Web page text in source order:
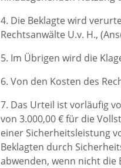
4. Die Beklagte wird
Rechtsanwälte U.v. H.,
5. Im Übrigen wird die
6. Von den Kosten des
7. Das Urteil ist vorläufig
von 3.000,00 € für die
einer Sicherheitsleistung
Beklagten durch
abwenden, wenn nicht die